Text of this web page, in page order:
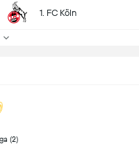
1. FC Köln